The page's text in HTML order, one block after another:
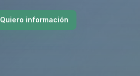
Quiero información